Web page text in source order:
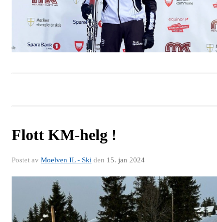
Flott KM-helg !
Postet av Moelven IL - Ski den 15. jan 2024